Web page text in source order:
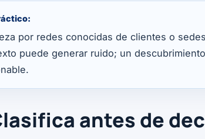
por redes conocidas de clientes o
puede generar ruido; un
antes de